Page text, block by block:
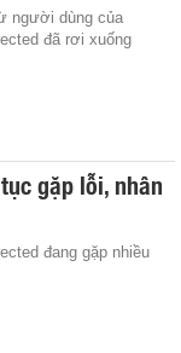
người dùng của
đã rơi xuống
gặp lỗi, nhân
đang gặp nhiều